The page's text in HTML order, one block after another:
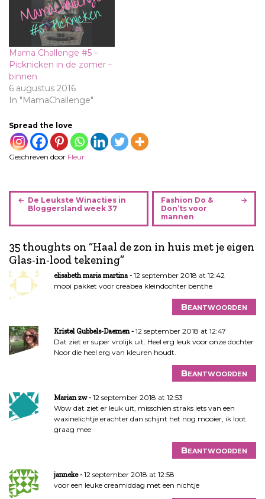
Mama Challenge #5 –
Picknicken in de zomer –
binnen
6 augustus 2016
In "MamaChallenge"
Spread the love
Geschreven door Fleur
B
r
c
h
t
n
a
i
g
a
e
De Leukste Winacties in
Bloggersland week 37
Fashion Do &
Don’ts voor
mannen
35 thoughts on “Haal de zon in huis met je eigen
Glas-in-lood tekening”
elisabeth maria martina
12 september 2018 at 12:42
mooi pakket voor creabea kleindochter benthe
Beantwoorden
Kristel Gubbels-Daemen
12 september 2018 at 12:47
Dat ziet er super vrolijk uit. Heel erg leuk voor onze dochter
Noor die heel erg van kleuren houdt.
Beantwoorden
Marian zw
12 september 2018 at 12:53
Wow dat ziet er leuk uit, misschien straks iets van een
waxinelichtje erachter dan schijnt het nog mooier, ik loot
graag mee
Beantwoorden
janneke
12 september 2018 at 12:58
voor een leuke creamiddag met een nichtje